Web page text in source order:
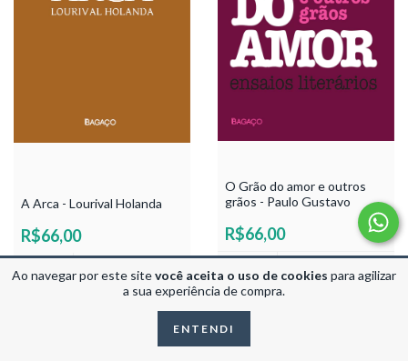
Ao navegar por este sitevocê aceita o uso de cookies para agilizar
a sua experiência de compra.
ENTENDI
A Arca - Lourival Holanda
R$66,00
O Grão do amor e outros
grãos - Paulo Gustavo
R$66,00